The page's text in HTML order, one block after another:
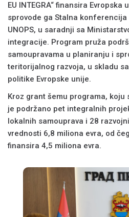
EU INTEGRA“ finansira
sprovode ga Stalna
UNOPS, u saradnji sa
integracije. Program pruža
samoupravama u planiranju i
teritorijalnog razvoja, u skladu
politike Evropske unije.
Kroz grant šemu programa, koju
je podržano pet integralnih
lokalnih samouprava i 28
vrednosti 6,8 miliona evra, od
finansira 4,5 miliona evra.